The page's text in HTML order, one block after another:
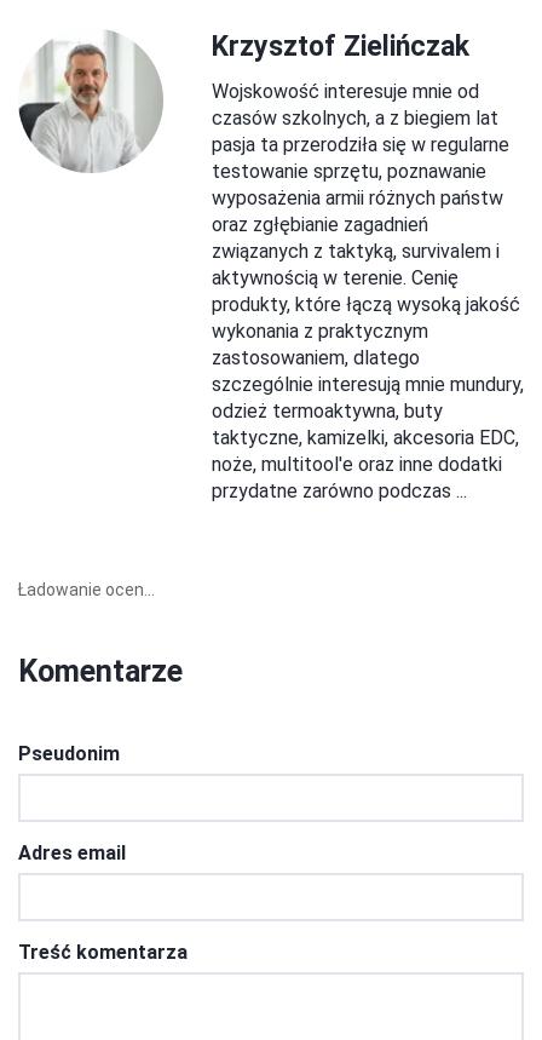
Krzysztof Zielińczak
Wojskowość interesuje mnie od
czasów szkolnych, a z biegiem lat
pasja ta przerodziła się w regularne
testowanie sprzętu, poznawanie
wyposażenia armii różnych państw
oraz zgłębianie zagadnień
związanych z taktyką, survivalem i
aktywnością w terenie. Cenię
produkty, które łączą wysoką jakość
wykonania z praktycznym
zastosowaniem, dlatego
szczególnie interesują mnie mundury,
odzież termoaktywna, buty
taktyczne, kamizelki, akcesoria EDC,
noże, multitool'e oraz inne dodatki
przydatne zarówno podczas ...
Ładowanie ocen...
Komentarze
Pseudonim
Adres email
Treść komentarza